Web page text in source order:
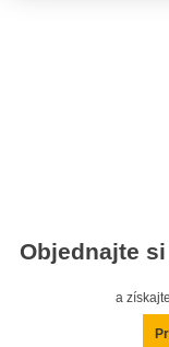
Objednajte
a